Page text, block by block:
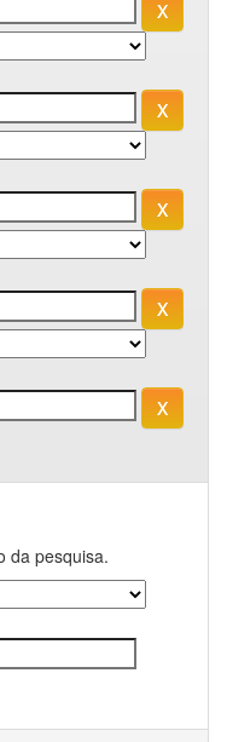
da pesquisa.